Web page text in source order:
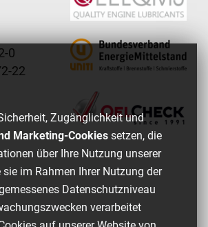
0
22
Zugänglichkeit und
Marketing-Cookies setzen, die
über Ihre Nutzung unserer
im Rahmen Ihrer Nutzung der
Datenschutzniveau
verarbeitet